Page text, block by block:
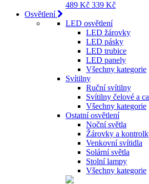
489 Kč 339 Kč
Osvětlení
LED osvětlení
LED žárovky
LED pásky
LED trubice
LED panely
Všechny kategorie
Svítilny
Ruční svítilny
Svítilny čelové a
Všechny kategorie
Ostatní osvětlení
Noční světla
Žárovky a
Venkovní svítidla
Solární světla
Stolní lampy
Všechny kategorie